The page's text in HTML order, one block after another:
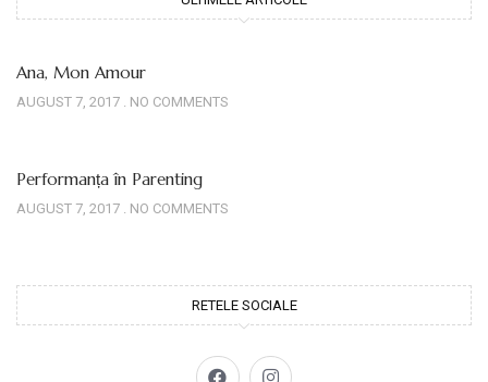
Ana, Mon Amour
AUGUST 7, 2017 NO COMMENTS
Performanța în Parenting
AUGUST 7, 2017 NO COMMENTS
RETELE SOCIALE